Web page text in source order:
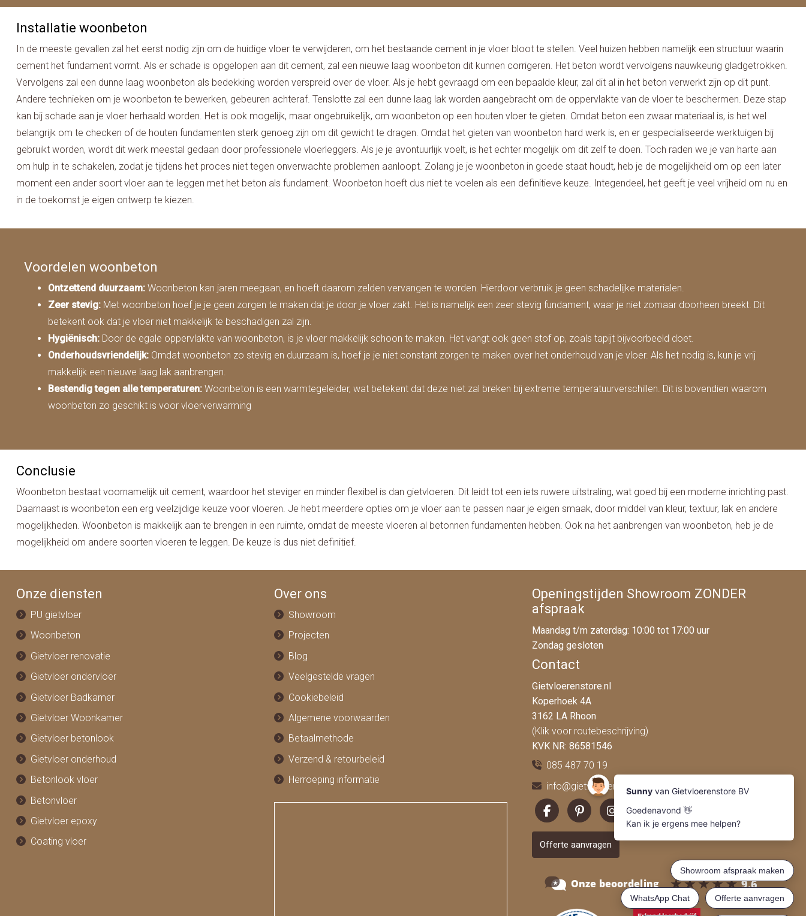
Installatie woonbeton
In de meeste gevallen zal het eerst nodig zijn om de huidige vloer te verwijderen, om het bestaande cement in je vloer bloot te stellen. Veel huizen hebben namelijk een structuur waarin
cement het fundament vormt. Als er schade is opgelopen aan dit cement, zal een nieuwe laag woonbeton dit kunnen corrigeren. Het beton wordt vervolgens nauwkeurig gladgetrokken.
Vervolgens zal een dunne laag woonbeton als bedekking worden verspreid over de vloer. Als je hebt gevraagd om een bepaalde kleur, zal dit al in het beton verwerkt zijn op dit punt.
Andere technieken om je woonbeton te bewerken, gebeuren achteraf. Tenslotte zal een dunne laag lak worden aangebracht om de oppervlakte van de vloer te beschermen. Deze stap
kan bij schade aan je vloer herhaald worden. Het is ook mogelijk, maar ongebruikelijk, om woonbeton op een houten vloer te gieten. Omdat beton een zwaar materiaal is, is het wel
belangrijk om te checken of de houten fundamenten sterk genoeg zijn om dit gewicht te dragen. Omdat het gieten van woonbeton hard werk is, en er gespecialiseerde werktuigen bij
gebruikt worden, wordt dit werk meestal gedaan door professionele vloerleggers. Als je je avontuurlijk voelt, is het echter mogelijk om dit zelf te doen. Toch raden we je van harte aan
om hulp in te schakelen, zodat je tijdens het proces niet tegen onverwachte problemen aanloopt. Zolang je je woonbeton in goede staat houdt, heb je de mogelijkheid om op een later
moment een ander soort vloer aan te leggen met het beton als fundament. Woonbeton hoeft dus niet te voelen als een definitieve keuze. Integendeel, het geeft je veel vrijheid om nu en
in de toekomst je eigen ontwerp te kiezen.
Voordelen woonbeton
Ontzettend duurzaam:Woonbeton kan jaren meegaan, en hoeft daarom zelden vervangen te worden. Hierdoor verbruik je geen schadelijke materialen.
Zeer stevig:Met woonbeton hoef je je geen zorgen te maken dat je door je vloer zakt. Het is namelijk een zeer stevig fundament, waar je niet zomaar doorheen breekt. Dit
betekent ook dat je vloer niet makkelijk te beschadigen zal zijn.
Hygiënisch:Door de egale oppervlakte van woonbeton, is je vloer makkelijk schoon te maken. Het vangt ook geen stof op, zoals tapijt bijvoorbeeld doet.
Onderhoudsvriendelijk:Omdat woonbeton zo stevig en duurzaam is, hoef je je niet constant zorgen te maken over het onderhoud van je vloer. Als het nodig is, kun je vrij
makkelijk een nieuwe laag lak aanbrengen.
Bestendig tegen alle temperaturen:Woonbeton is een warmtegeleider, wat betekent dat deze niet zal breken bij extreme temperatuurverschillen. Dit is bovendien waarom
woonbeton zo geschikt is voor vloerverwarming
Conclusie
Woonbeton bestaat voornamelijk uit cement, waardoor het steviger en minder flexibel is dan gietvloeren. Dit leidt tot een iets ruwere uitstraling, wat goed bij een moderne inrichting past.
Daarnaast is woonbeton een erg veelzijdige keuze voor vloeren. Je hebt meerdere opties om je vloer aan te passen naar je eigen smaak, door middel van kleur, textuur, lak en andere
mogelijkheden. Woonbeton is makkelijk aan te brengen in een ruimte, omdat de meeste vloeren al betonnen fundamenten hebben. Ook na het aanbrengen van woonbeton, heb je de
mogelijkheid om andere soorten vloeren te leggen. De keuze is dus niet definitief.
Onze diensten
PU gietvloer
Woonbeton
Gietvloer renovatie
Gietvloer ondervloer
Gietvloer Badkamer
Gietvloer Woonkamer
Gietvloer betonlook
Gietvloer onderhoud
Betonlook vloer
Betonvloer
Gietvloer epoxy
Coating vloer
Over ons
Showroom
Projecten
Blog
Veelgestelde vragen
Cookiebeleid
Algemene voorwaarden
Betaalmethode
Verzend & retourbeleid
Herroeping informatie
Openingstijden Showroom ZONDER
afspraak
Maandag t/m zaterdag: 10:00 tot 17:00 uur
Zondag gesloten
Contact
Gietvloerenstore.nl
Koperhoek 4A
3162 LA Rhoon
(Klik voor routebeschrijving)
KVK NR: 86581546
085 487 70 19
info@gietvloerenstore.nl
Offerte aanvragen